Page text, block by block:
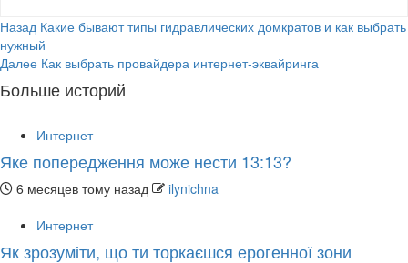
Продолжить
чтение
Назад Какие бывают типы гидравлических домкратов и как выбрать
нужный
Далее Как выбрать провайдера интернет-эквайринга
Больше историй
Интернет
Яке попередження може нести 13:13?
6 месяцев тому назад
ilynichna
Интернет
Як зрозуміти, що ти торкаєшся ерогенної зони